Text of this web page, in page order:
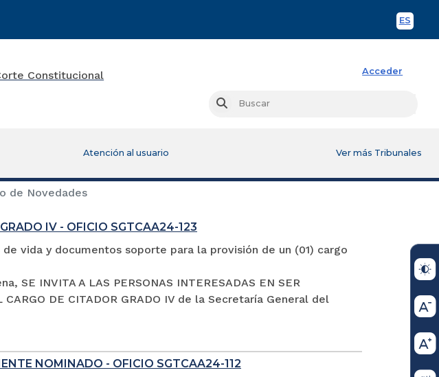
ES
Acceder
Buscar
Atención al usuario Ver más Tribunales
de Novedades
IV - OFICIO SGTCAA24-123
vida y documentos soporte para la provisión de un (01) cargo
SE INVITA A LAS PERSONAS INTERESADAS EN SER
CARGO DE CITADOR GRADO IV de la Secretaría General del
NOMINADO - OFICIO SGTCAA24-112